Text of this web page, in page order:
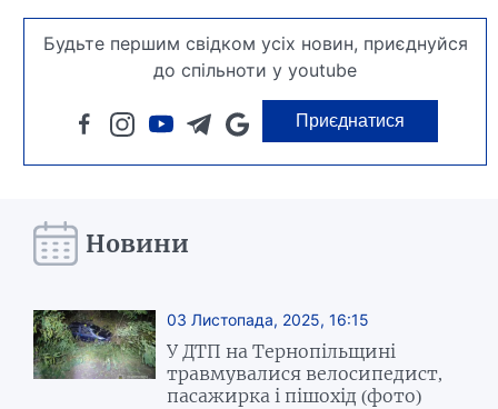
Будьте першим свідком усіх новин, приєднуйся
до спільноти у youtube
Приєднатися
Новини
03 Листопада, 2025, 16:15
У ДТП на Тернопільщині
травмувалися велосипедист,
пасажирка і пішохід (фото)